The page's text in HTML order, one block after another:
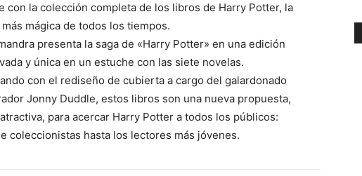
con la colección completa de los libros de Harry Potter, la
más mágica de todos los tiempos.
presenta la saga de «Harry Potter» en una edición
y única en un estuche con las siete novelas.
con el rediseño de cubierta a cargo del galardonado
Jonny Duddle, estos libros son una nueva propuesta,
para acercar Harry Potter a todos los públicos:
coleccionistas hasta los lectores más jóvenes.